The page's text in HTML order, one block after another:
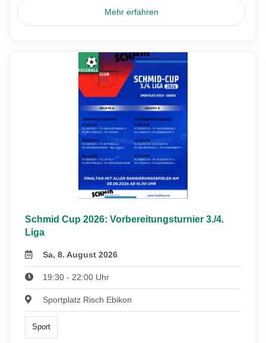
Mehr erfahren
Schmid Cup 2026: Vorbereitungsturnier 3./4.
Liga
Sa, 8. August 2026
19:30 - 22:00 Uhr
Sportplatz Risch Ebikon
Sport